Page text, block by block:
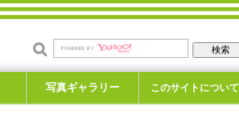
写真ギャラリー このサイトについて